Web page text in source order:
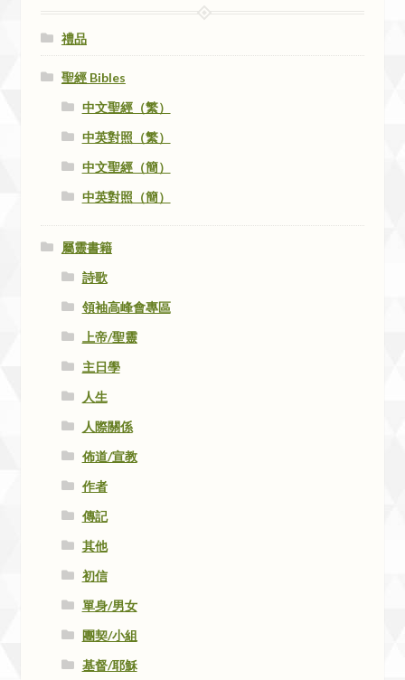
禮品
聖經 Bibles
中文聖經（繁）
中英對照（繁）
中文聖經（簡）
中英對照（簡）
屬靈書籍
詩歌
領袖高峰會專區
上帝/聖靈
主日學
人生
人際關係
佈道/宣教
作者
傳記
其他
初信
單身/男女
團契/小組
基督/耶穌